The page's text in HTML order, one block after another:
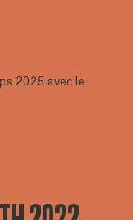
2025 avec le